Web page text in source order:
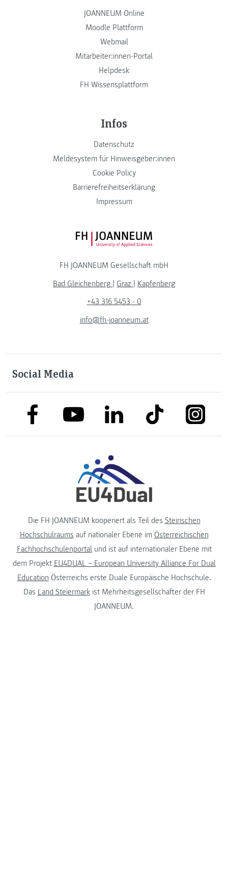
JOANNEUM Online
Moodle Plattform
Webmail
Mitarbeiter:innen-Portal
Helpdesk
FH Wissensplattform
Infos
Datenschutz
Meldesystem für Hinweisgeber:innen
Cookie Policy
Barrierefreiheitserklärung
Impressum
FH JOANNEUM Logo
FH JOANNEUM Gesellschaft mbH
Bad Gleichenberg | Graz | Kapfenberg
+43 316 5453 - 0
info@fh-joanneum.at
Social Media
link to facebooklink to youtubelink to linkedinlink to tiktok link to
Die FH JOANNEUM kooperiert als Teil des Steirischen
Hochschulraums auf nationaler Ebene im Österreichischen
Fachhochschulenportalund ist auf internationaler Ebene mit
dem Projekt EU4DUAL – European University Alliance For Dual
Education Österreichs erste Duale Europäische Hochschule.
Das Land Steiermarkist Mehrheitsgesellschafter der FH
JOANNEUM.